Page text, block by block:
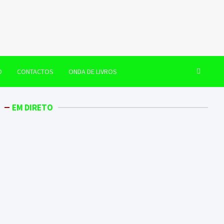
CONTACTOS ONDA DE LIVROS
EM DIRETO